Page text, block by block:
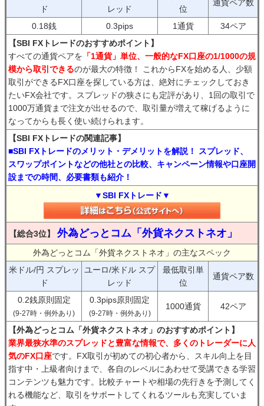
ド
レッド
位
通貨ペア数
0.18銭 0.3pips 1通貨
34ペア
【SBI FXトレードのおすすめポイント】
すべての通貨ペアを 「1通貨」単位、一般的なFX口座の1/1000の規
模から取引できるのが最大の特徴！ これからFXを始める人、少額
取引ができるFX口座を探している方は、絶対にチェックしておき
たいFX会社です。スプレッドの狭さにも定評があり、1回の取引で
1000万通貨まで注文が出せるので、取引量が増えて稼げるように
なってからも長く使い続けられます。
【SBI FXトレードの関連記事】
■SBI FXトレードのメリット・デメリットを解説！ スプレッド、
スワップポイントなどの他社との比較、キャンペーン情報や口座開
設までの時間、必要書類も紹介！
▼SBI FXトレード▼
【総合3位】 外為どっとコム「外貨ネクストネオ」
外為どっとコム「外貨ネクストネオ」の主なスペック
米ドル/円 スプレッ
ド
ユーロ/米ドル スプ
レッド
最低取引単
位
通貨ペア数
0.2銭原則固定
(9-27時・例外あり)
0.3pips原則固定
(9-27時・例外あり)
1000通貨 42ペア
【外為どっとコム「外貨ネクストネオ」のおすすめポイント】
業界最狭水準のスプレッドと豊富な情報で、多くのトレーダーに人
気のFX口座です。FX取引が初めての初心者から、スキル向上を目
指す中・上級者向けまで、各自のレベルにあわせて受講できる学習
コンテンツも魅力です。比較チャートや相場の先行きを予測してく
れる機能など、取引をサポートしてくれるツールも充実していま